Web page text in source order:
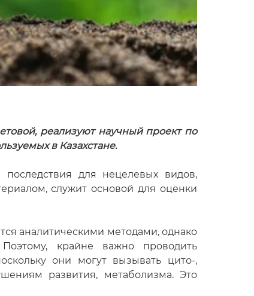
реализуют научный проект по
в Казахстане.
для нецелевых видов,
служит основой для оценки
аналитическими методами, однако
крайне важно проводить
они могут вызывать цито-,
развития, метаболизма. Это